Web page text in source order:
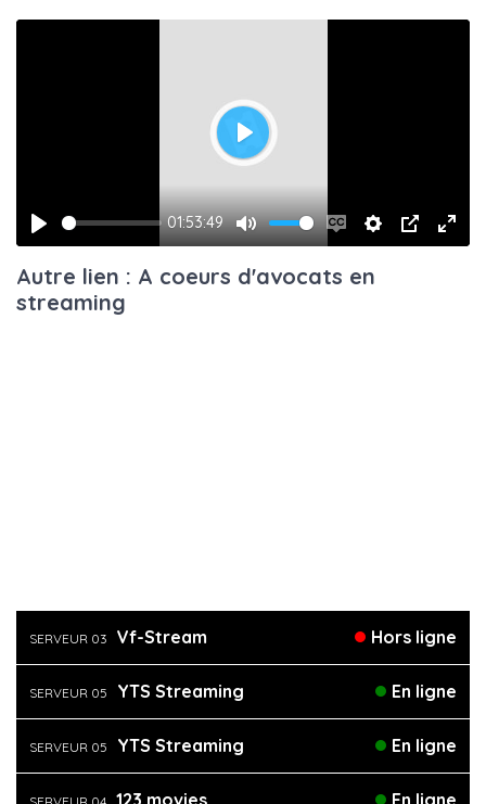
Play
01:53:49
Mute
Enable
captions
Settings
PIP
Play
Autre lien : A coeurs d'avocats en
streaming
SERVEUR 03 Vf-Stream Hors ligne
SERVEUR 05 YTS Streaming En ligne
SERVEUR 05 YTS Streaming En ligne
123 movies En ligne